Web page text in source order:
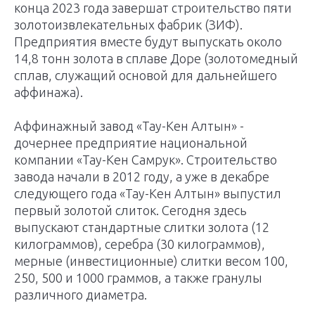
конца 2023 года завершат строительство пяти
золотоизвлекательных фабрик (ЗИФ).
Предприятия вместе будут выпускать около
14,8 тонн золота в сплаве Доре (золотомедный
сплав, служащий основой для дальнейшего
аффинажа).
Аффинажный завод «Тау-Кен Алтын» -
дочернее предприятие национальной
компании «Тау-Кен Самрук». Строительство
завода начали в 2012 году, а уже в декабре
следующего года «Тау-Кен Алтын» выпустил
первый золотой слиток. Сегодня здесь
выпускают стандартные слитки золота (12
килограммов), серебра (30 килограммов),
мерные (инвестиционные) слитки весом 100,
250, 500 и 1000 граммов, а также гранулы
различного диаметра.